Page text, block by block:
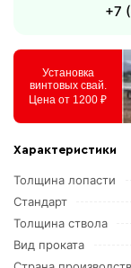
Характеристики
Толщина лопасти
Стандарт
Толщина ствола
Вид проката
+7
Установка
винтовых свай.
Цена от 1200 ₽